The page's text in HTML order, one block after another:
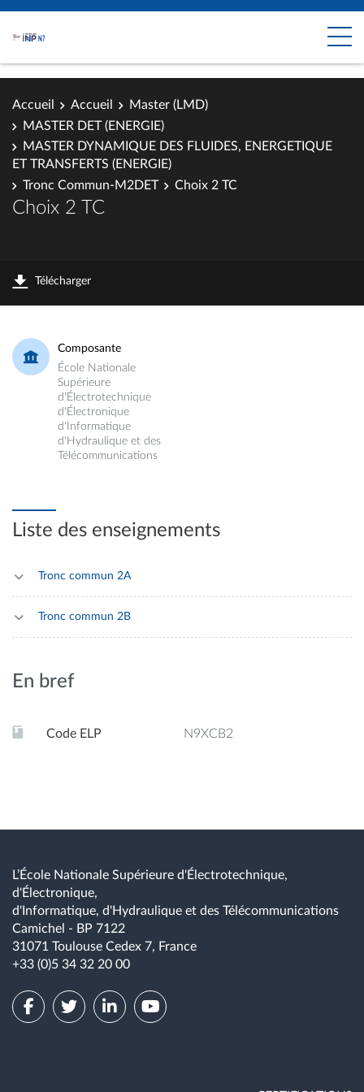
Accueil Accueil
Master (LMD)
MASTER DET (ENERGIE)
MASTER DYNAMIQUE DES FLUIDES, ENERGETIQUE
ET TRANSFERTS (ENERGIE)
Tronc Commun-M2DET
Choix 2 TC
Choix 2 TC
Télécharger
Composante
École Nationale
Supérieure
d'Électrotechnique
d'Électronique
d'Informatique
d'Hydraulique et des
Télécommunications
Liste des enseignements
Tronc commun 2A
Tronc commun 2B
En bref
Code ELP N9XCB2
L’École Nationale Supérieure d'Électrotechnique,
d'Électronique,
d'Informatique, d'Hydraulique et des Télécommunications
Camichel - BP 7122
31071 Toulouse Cedex 7, France
+33 (0)5 34 32 20 00